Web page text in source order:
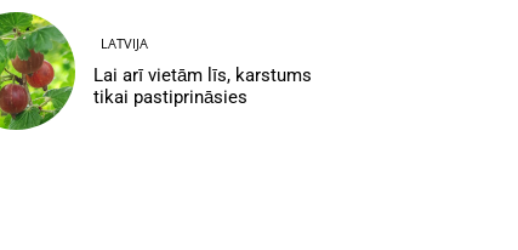
LATVIJA
Lai arī vietām līs, karstums
tikai pastiprināsies